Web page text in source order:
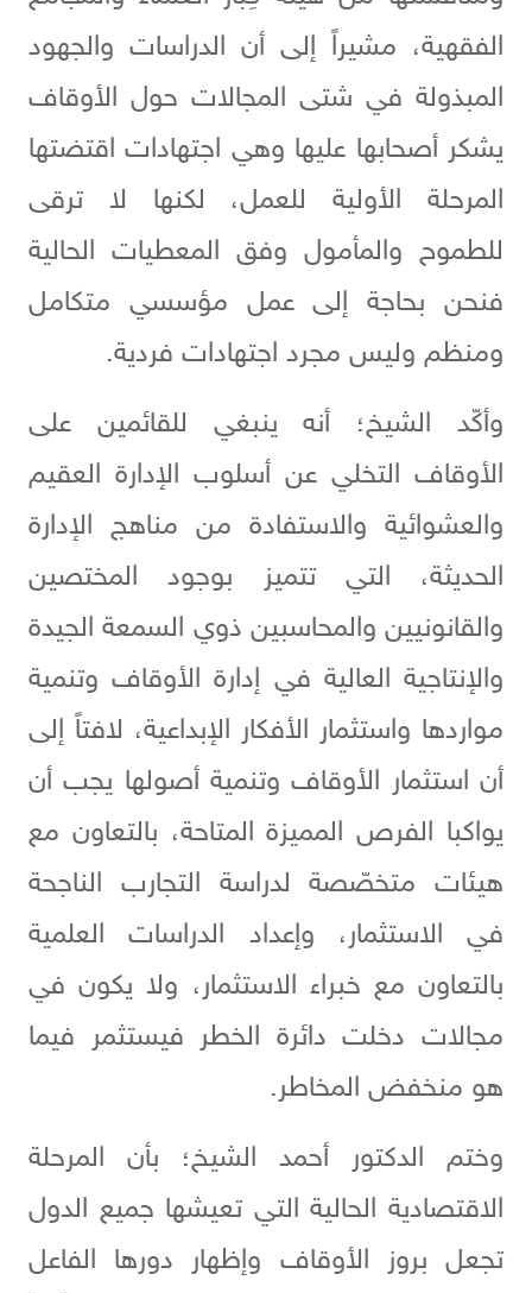
الفقهية، مشيراً إلى أن الدراسات والجهود
المبذولة في شتى المجالات حول الأوقاف
يشكر أصحابها عليها وهي اجتهادات اقتضتها
المرحلة الأولية للعمل، لكنها لا ترقى
للطموح والمأمول وفق المعطيات الحالية
فنحن بحاجة إلى عمل مؤسسي متكامل
ومنظم وليس مجرد اجتهادات فردية.
وأكّد الشيخ؛ أنه ينبغي للقائمين على
الأوقاف التخلي عن أسلوب الإدارة العقيم
والعشوائية والاستفادة من مناهج الإدارة
الحديثة، التي تتميز بوجود المختصين
والقانونيين والمحاسبين ذوي السمعة الجيدة
والإنتاجية العالية في إدارة الأوقاف وتنمية
مواردها واستثمار الأفكار الإبداعية، لافتاً إلى
أن استثمار الأوقاف وتنمية أصولها يجب أن
يواكبا الفرص المميزة المتاحة، بالتعاون مع
هيئات متخصّصة لدراسة التجارب الناجحة
في الاستثمار، وإعداد الدراسات العلمية
بالتعاون مع خبراء الاستثمار، ولا يكون في
مجالات دخلت دائرة الخطر فيستثمر فيما
هو منخفض المخاطر.
وختم الدكتور أحمد الشيخ؛ بأن المرحلة
الاقتصادية الحالية التي تعيشها جميع الدول
تجعل بروز الأوقاف وإظهار دورها الفاعل